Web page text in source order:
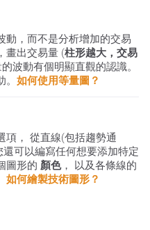
動，而不是分析增加的交易
畫出交易量 (柱形越大，交易
波動有個明顯直觀的認識。
如何使用等量圖？
項， 從直線(包括趨勢通
還可以編寫任何想要添加特定
圖形的 顏色， 以及各條線的
如何繪製技術圖形？